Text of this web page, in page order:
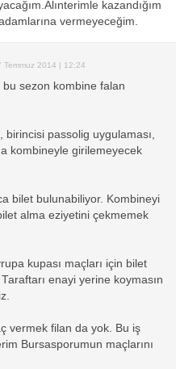
kazandığım
vermeyeceğim.
Temmuz 2014 | 12:24
sezon kombine falan
birincisi passolig uygulaması,
kombineyle girilemeyecek
bilet bulunabiliyor. Kombineyi
alma eziyetini çekmemek
kupası maçları için bilet
enayi yerine koymasın
vermek filan da yok. Bu iş
Bursasporumun maçlarını